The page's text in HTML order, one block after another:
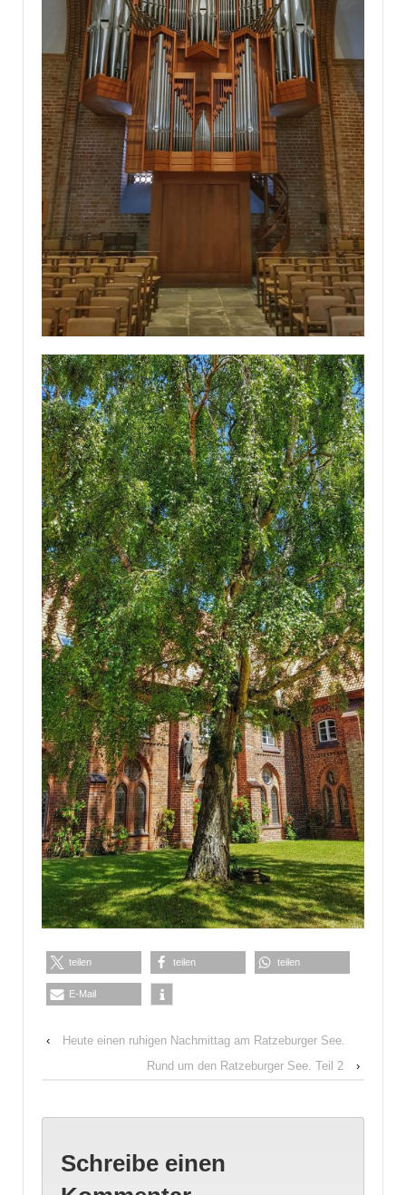
teilen teilen teilen
E-Mail
‹
Heute einen ruhigen Nachmittag am Ratzeburger See.
Rund um den Ratzeburger See. Teil 2
›
Schreibe einen